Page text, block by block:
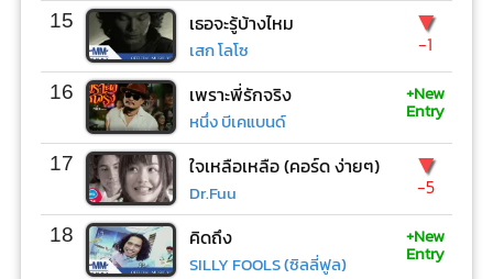
15 เธอจะรู้บ้างไหม
เสก โลโซ
▼
-1
16 เพราะพี่รักจริง
หนึ่ง บีเคแบนด์
+New
Entry
17 ใจเหลือเหลือ (คอร์ด ง่ายๆ)
Dr.Fuu
▼
-5
18 คิดถึง
SILLY FOOLS (ซิลลี่ฟูล)
+New
Entry